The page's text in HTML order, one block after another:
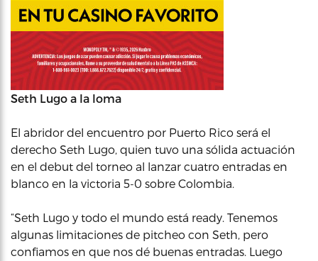
Seth Lugo a la loma
El abridor del encuentro por Puerto Rico será el
derecho Seth Lugo, quien tuvo una sólida actuación
en el debut del torneo al lanzar cuatro entradas en
blanco en la victoria 5-0 sobre Colombia.
“Seth Lugo y todo el mundo está ready. Tenemos
algunas limitaciones de pitcheo con Seth, pero
confiamos en que nos dé buenas entradas. Luego